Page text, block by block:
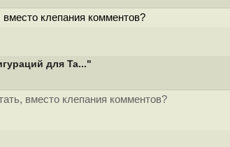
клепания комментов?
для Ta..."
вместо клепания комментов?